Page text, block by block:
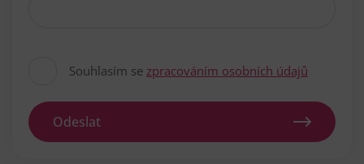
Souhlasím se zpracováním osobních údajů
Odeslat